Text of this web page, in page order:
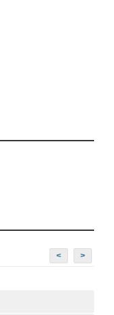
< >